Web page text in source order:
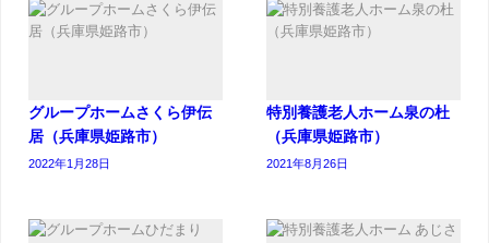
グループホームさくら伊伝
居（兵庫県姫路市）
2022年1月28日
特別養護老人ホーム泉の杜
（兵庫県姫路市）
2021年8月26日